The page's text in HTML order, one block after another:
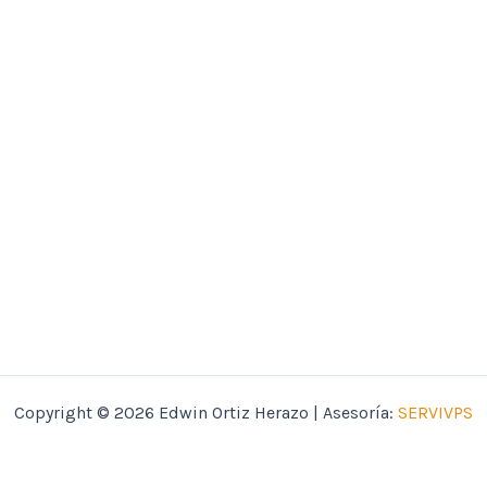
Copyright © 2026 Edwin Ortiz Herazo | Asesoría: SERVIVPS